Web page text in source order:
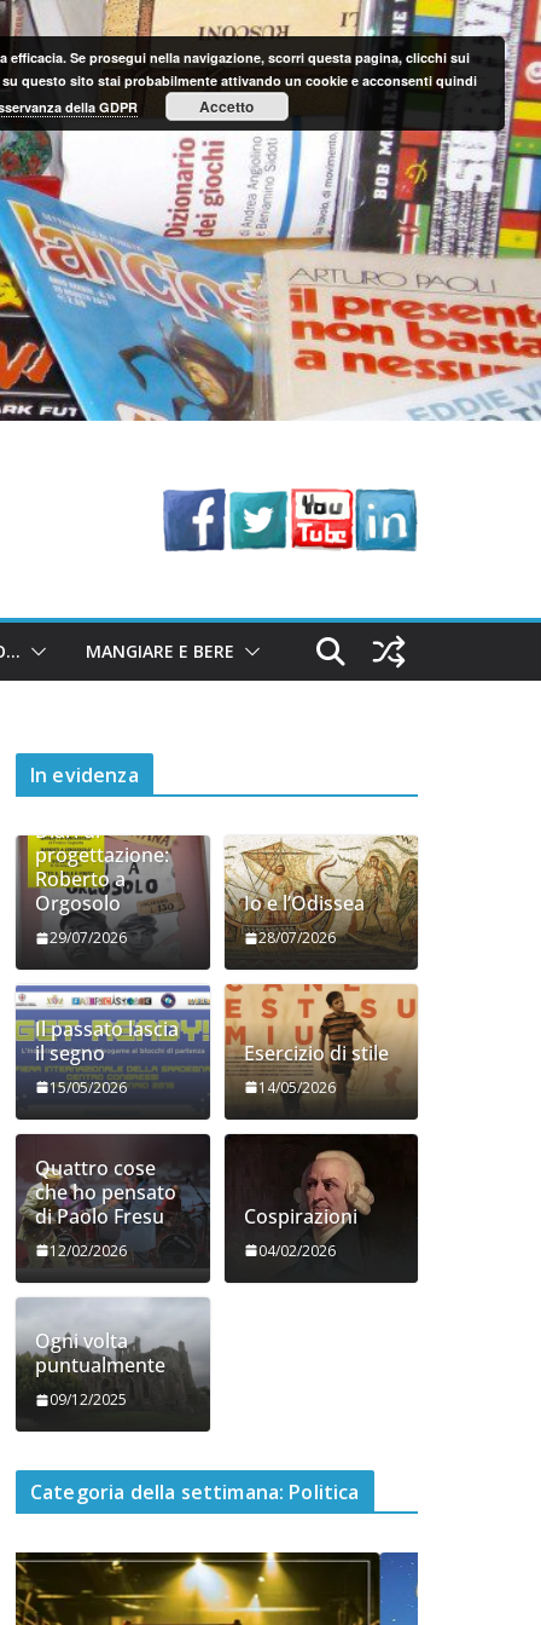
MANGIARE E BERE
In evidenza
Diari di
progettazione:
Roberto a
Orgosolo
29/07/2026
Io e l’Odissea
28/07/2026
Il passato lascia
il segno
15/05/2026
Esercizio di stile
14/05/2026
Quattro cose
che ho pensato
di Paolo Fresu
12/02/2026
Cospirazioni
04/02/2026
Ogni volta
puntualmente
09/12/2025
Categoria della settimana: Politica
Se prosegui nella navigazione, scorri questa pagina, clicchi sui
questo sito stai probabilmente attivando un cookie e acconsenti quindi
della GDPR Accetto